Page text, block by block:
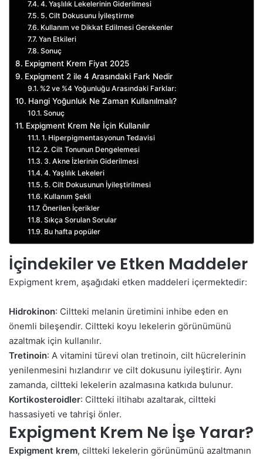
4. Yaşlılık Lekelerinin Giderilmesi
5. Cilt Dokusunu İyileştirme
Kullanım ve Dikkat Edilmesi Gerekenler
Yan Etkileri
Sonuç
Expigment Krem Fiyat 2025
Expigment 2 ile 4 Arasındaki Fark Nedir
%2 ve %4 Yoğunluğu Arasındaki Farklar:
Hangi Yoğunluk Ne Zaman Kullanılmalı?
Sonuç
Expigment Krem Ne İçin Kullanılır
1. Hiperpigmentasyonun Tedavisi
2. Cilt Tonunun Dengelemesi
3. Akne İzlerinin Giderilmesi
4. Yaşlılık Lekeleri
5. Cilt Dokusunun İyileştirilmesi
Kullanım Şekli
Önerilen İçerikler
Sıkça Sorulan Sorular
Bu hafta popüler
İçindekiler ve Etken Maddeler
Expigment krem, aşağıdaki etken maddeleri içermektedir:
Hidrokinon: Ciltteki melanin üretimini inhibe eden en
önemli bileşendir. Ciltteki koyu lekelerin görünümünü
azaltmak için kullanılır.
Tretinoin: A vitamini türevi olan tretinoin, cilt hücrelerinin
yenilenmesini hızlandırır ve cilt dokusunu iyileştirir. Aynı
zamanda, ciltteki lekelerin azalmasına katkıda bulunur.
Kortikosteroidler: Ciltteki iltihabı azaltarak, ciltteki
hassasiyeti ve tahrişi önler.
Expigment Krem Ne İşe Yarar?
Expigment krem, ciltteki lekelerin görünümünü azaltmanın